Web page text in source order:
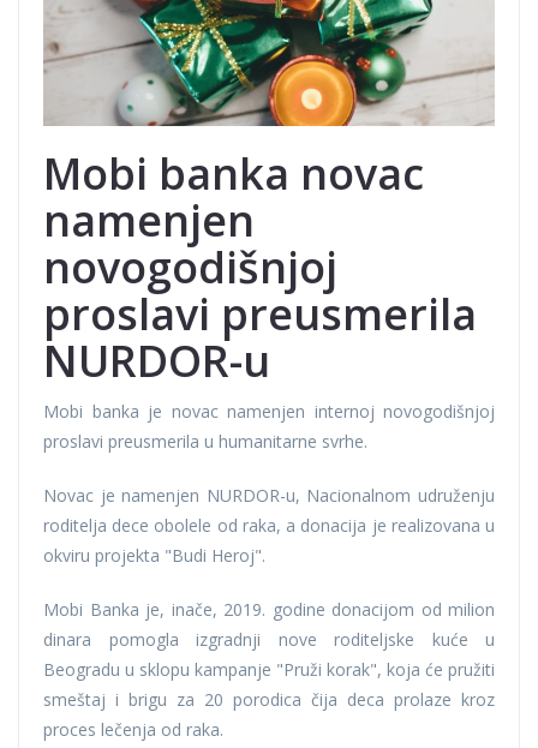
Mobi banka novac
namenjen
novogodišnjoj
proslavi preusmerila
NURDOR-u
Mobi banka je novac namenjen internoj novogodišnjoj
proslavi preusmerila u humanitarne svrhe.
Novac je namenjen NURDOR-u, Nacionalnom udruženju
roditelja dece obolele od raka, a donacija je realizovana u
okviru projekta "Budi Heroj".
Mobi Banka je, inače, 2019. godine donacijom od milion
dinara pomogla izgradnji nove roditeljske kuće u
Beogradu u sklopu kampanje "Pruži korak", koja će pružiti
smeštaj i brigu za 20 porodica čija deca prolaze kroz
proces lečenja od raka.